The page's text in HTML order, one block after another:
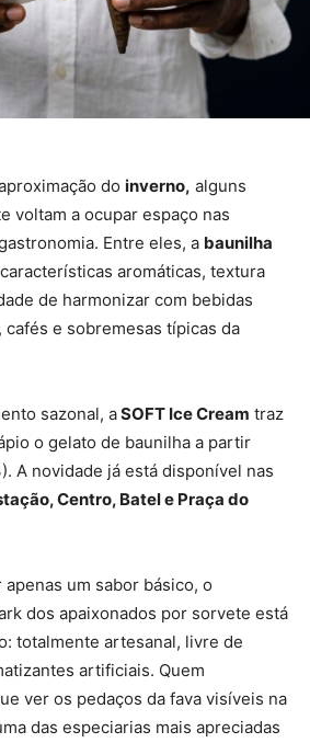
do inverno, alguns
voltam a ocupar espaço nas
Entre eles, a baunilha
aromáticas, textura
de harmonizar com bebidas
e sobremesas típicas da
sazonal, aSOFT Ice Cream traz
o gelato de baunilha a partir
A novidade já está disponível nas
Centro, Batel e Praça do
um sabor básico, o
dos apaixonados por sorvete está
totalmente artesanal, livre de
artificiais. Quem
ver os pedaços da fava visíveis na
das especiarias mais apreciadas